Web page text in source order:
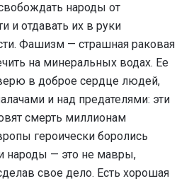
народы от
и отдавать их в руки
Фашизм — страшная раковая
на минеральных водах. Ее
в доброе сердце людей,
и над предателями: эти
смерть миллионам
героически боролись
народы — это не мавры,
свое дело. Есть хорошая